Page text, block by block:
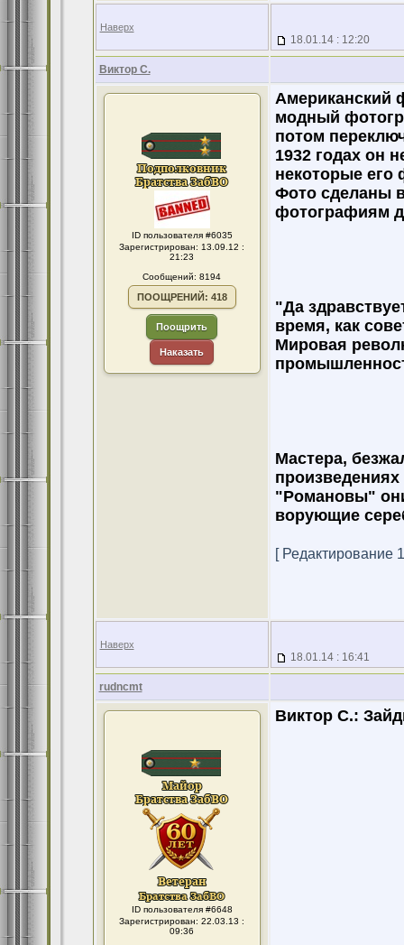
Наверх
18.01.14 : 12:20
Виктор С.
ID пользователя #6035
Зарегистрирован: 13.09.12 :
21:23
Сообщений: 8194
ПООЩРЕНИЙ: 418
Поощрить
Наказать
Американский
модный
потом
1932 годах он
некоторые его
Фото сделаны
фотографиям
"Да
время, как
Мировая
Мастера,
"Романовы"
ворующие
[ Редактирование
Наверх
18.01.14 : 16:41
rudncmt
ID пользователя #6648
Зарегистрирован: 22.03.13 :
09:36
Виктор С.: